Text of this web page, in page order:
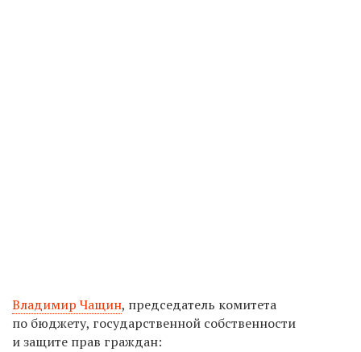
Владимир Чащин, председатель комитета
по бюджету, государственной собственности
и защите прав граждан: